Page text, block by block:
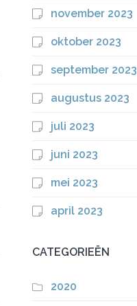
november 2023
oktober 2023
september 2023
augustus 2023
juli 2023
juni 2023
mei 2023
april 2023
CATEGORIEËN
2020